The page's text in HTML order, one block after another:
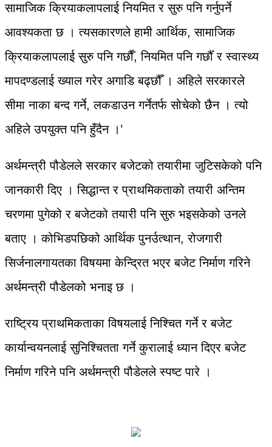
सामाजिक क्रियाकलापलाई नियमित र सुरु पनि गर्नुपर्ने
आवश्यकता छ । त्यसकारणले हामी आर्थिक, सामाजिक
क्रियाकलापलाई सुरु पनि गर्छाैँ, नियमित पनि गर्छौँ र स्वास्थ्य
मापदण्डलाई ख्याल गरेर अगाडि बढ्छौँ । अहिले सरकारले
सीमा नाका बन्द गर्ने, लकडाउन गर्नेतर्फ सोचेको छैन । त्यो
अहिले उपयुक्त पनि हुँदैन ।’
अर्थमन्त्री पौडेलले सरकार बजेटको तयारीमा जुटिसकेको पनि
जानकारी दिए । सिद्धान्त र प्राथमिकताको तयारी अन्तिम
चरणमा पुगेको र बजेटको तयारी पनि सुरु भइसकेको उनले
बताए । कोभिडपछिको आर्थिक पुनर्उत्थान, रोजगारी
सिर्जनालगायतका विषयमा केन्द्रित भएर बजेट निर्माण गरिने
अर्थमन्त्री पौडेलको भनाइ छ ।
राष्ट्रिय प्राथमिकताका विषयलाई निश्चित गर्ने र बजेट
कार्यान्वयनलाई सुनिश्चितता गर्ने कुरालाई ध्यान दिएर बजेट
निर्माण गरिने पनि अर्थमन्त्री पौडेलले स्पष्ट पारे ।